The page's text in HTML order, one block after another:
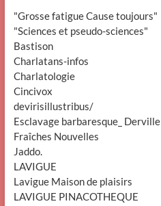
"Grosse fatigue Cause toujours"
"Sciences et pseudo-sciences"
Bastison
Charlatans-infos
Charlatologie
Cincivox
devirisillustribus/
Esclavage barbaresque_ Derville
Fraîches Nouvelles
Jaddo.
LAVIGUE
Lavigue Maison de plaisirs
LAVIGUE PINACOTHEQUE